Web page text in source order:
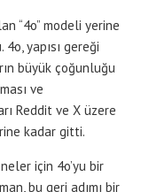
“4o” modeli yerine
yapısı gereği
büyük çoğunluğu
ve
Reddit ve X üzere
kadar gitti.
için 4o’yu bir
bu geri adımı bir